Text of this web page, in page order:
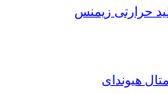
حرارتی زیمنس
هیوندای